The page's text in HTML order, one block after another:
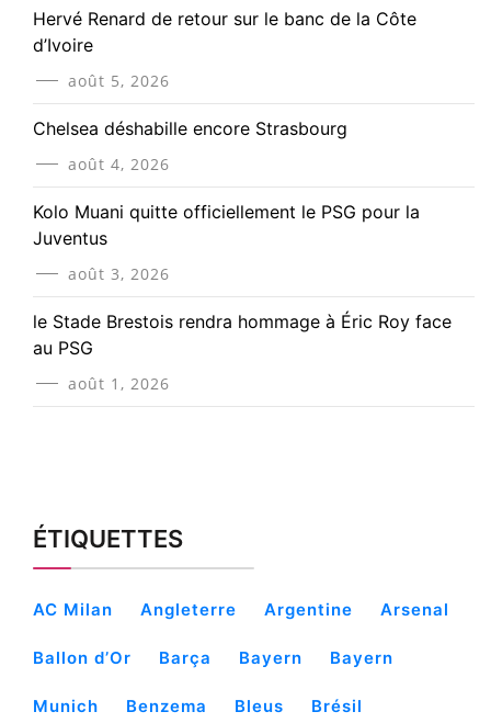
Hervé Renard de retour sur le banc de la Côte
d’Ivoire
août 5, 2026
Chelsea déshabille encore Strasbourg
août 4, 2026
Kolo Muani quitte officiellement le PSG pour la
Juventus
août 3, 2026
le Stade Brestois rendra hommage à Éric Roy face
au PSG
août 1, 2026
ÉTIQUETTES
AC Milan Angleterre Argentine Arsenal
Ballon d’Or Barça Bayern Bayern
Munich Benzema Bleus Brésil